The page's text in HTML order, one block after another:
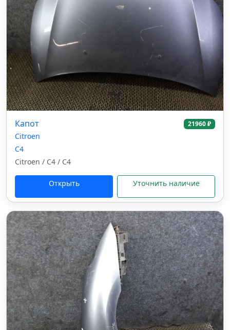
Капот 21960 ₽
Citroen
C4
Citroen / C4 / C4
Открыть Уточнить наличие